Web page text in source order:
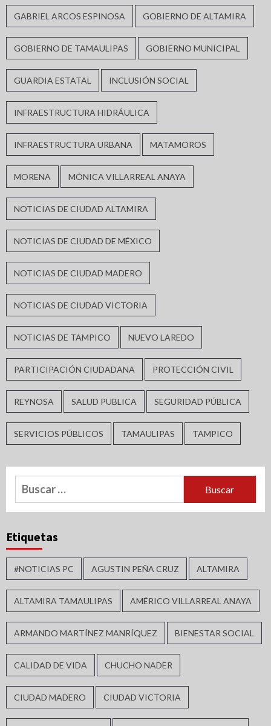
GABRIEL ARCOS ESPINOSA GOBIERNO DE ALTAMIRA
GOBIERNO DE TAMAULIPAS GOBIERNO MUNICIPAL
GUARDIA ESTATAL INCLUSIÓN SOCIAL
INFRAESTRUCTURA HIDRÁULICA
INFRAESTRUCTURA URBANA MATAMOROS
MORENA MÓNICA VILLARREAL ANAYA
NOTICIAS DE CIUDAD ALTAMIRA
NOTICIAS DE CIUDAD DE MÉXICO
NOTICIAS DE CIUDAD MADERO
NOTICIAS DE CIUDAD VICTORIA
NOTICIAS DE TAMPICO NUEVO LAREDO
PARTICIPACIÓN CIUDADANA PROTECCIÓN CIVIL
REYNOSA SALUD PUBLICA SEGURIDAD PÚBLICA
SERVICIOS PÚBLICOS TAMAULIPAS TAMPICO
Buscar:
Etiquetas
#NOTICIAS PC AGUSTIN PEÑA CRUZ ALTAMIRA
ALTAMIRA TAMAULIPAS AMÉRICO VILLARREAL ANAYA
ARMANDO MARTÍNEZ MANRÍQUEZ BIENESTAR SOCIAL
CALIDAD DE VIDA CHUCHO NADER
CIUDAD MADERO CIUDAD VICTORIA